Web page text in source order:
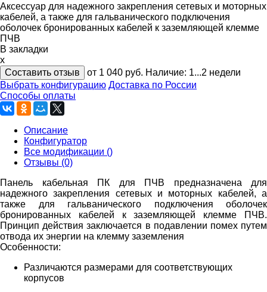
Аксессуар для надежного закрепления сетевых и моторных
кабелей, а также для гальванического подключения
оболочек бронированных кабелей к заземляющей клемме
ПЧВ
В закладки
x
Составить отзыв
от 1 040 руб. Наличие: 1...2 недели
Выбрать конфигурацию Доставка по России
Способы оплаты
Описание
Конфигуратор
Все модификации ()
Отзывы (0)
Панель кабельная ПК для ПЧВ предназначена для
надежного закрепления сетевых и моторных кабелей, а
также для гальванического подключения оболочек
бронированных кабелей к заземляющей клемме ПЧВ.
Принцип действия заключается в подавлении помех путем
отвода их энергии на клемму заземления
Особенности:
Различаются размерами для соответствующих
корпусов